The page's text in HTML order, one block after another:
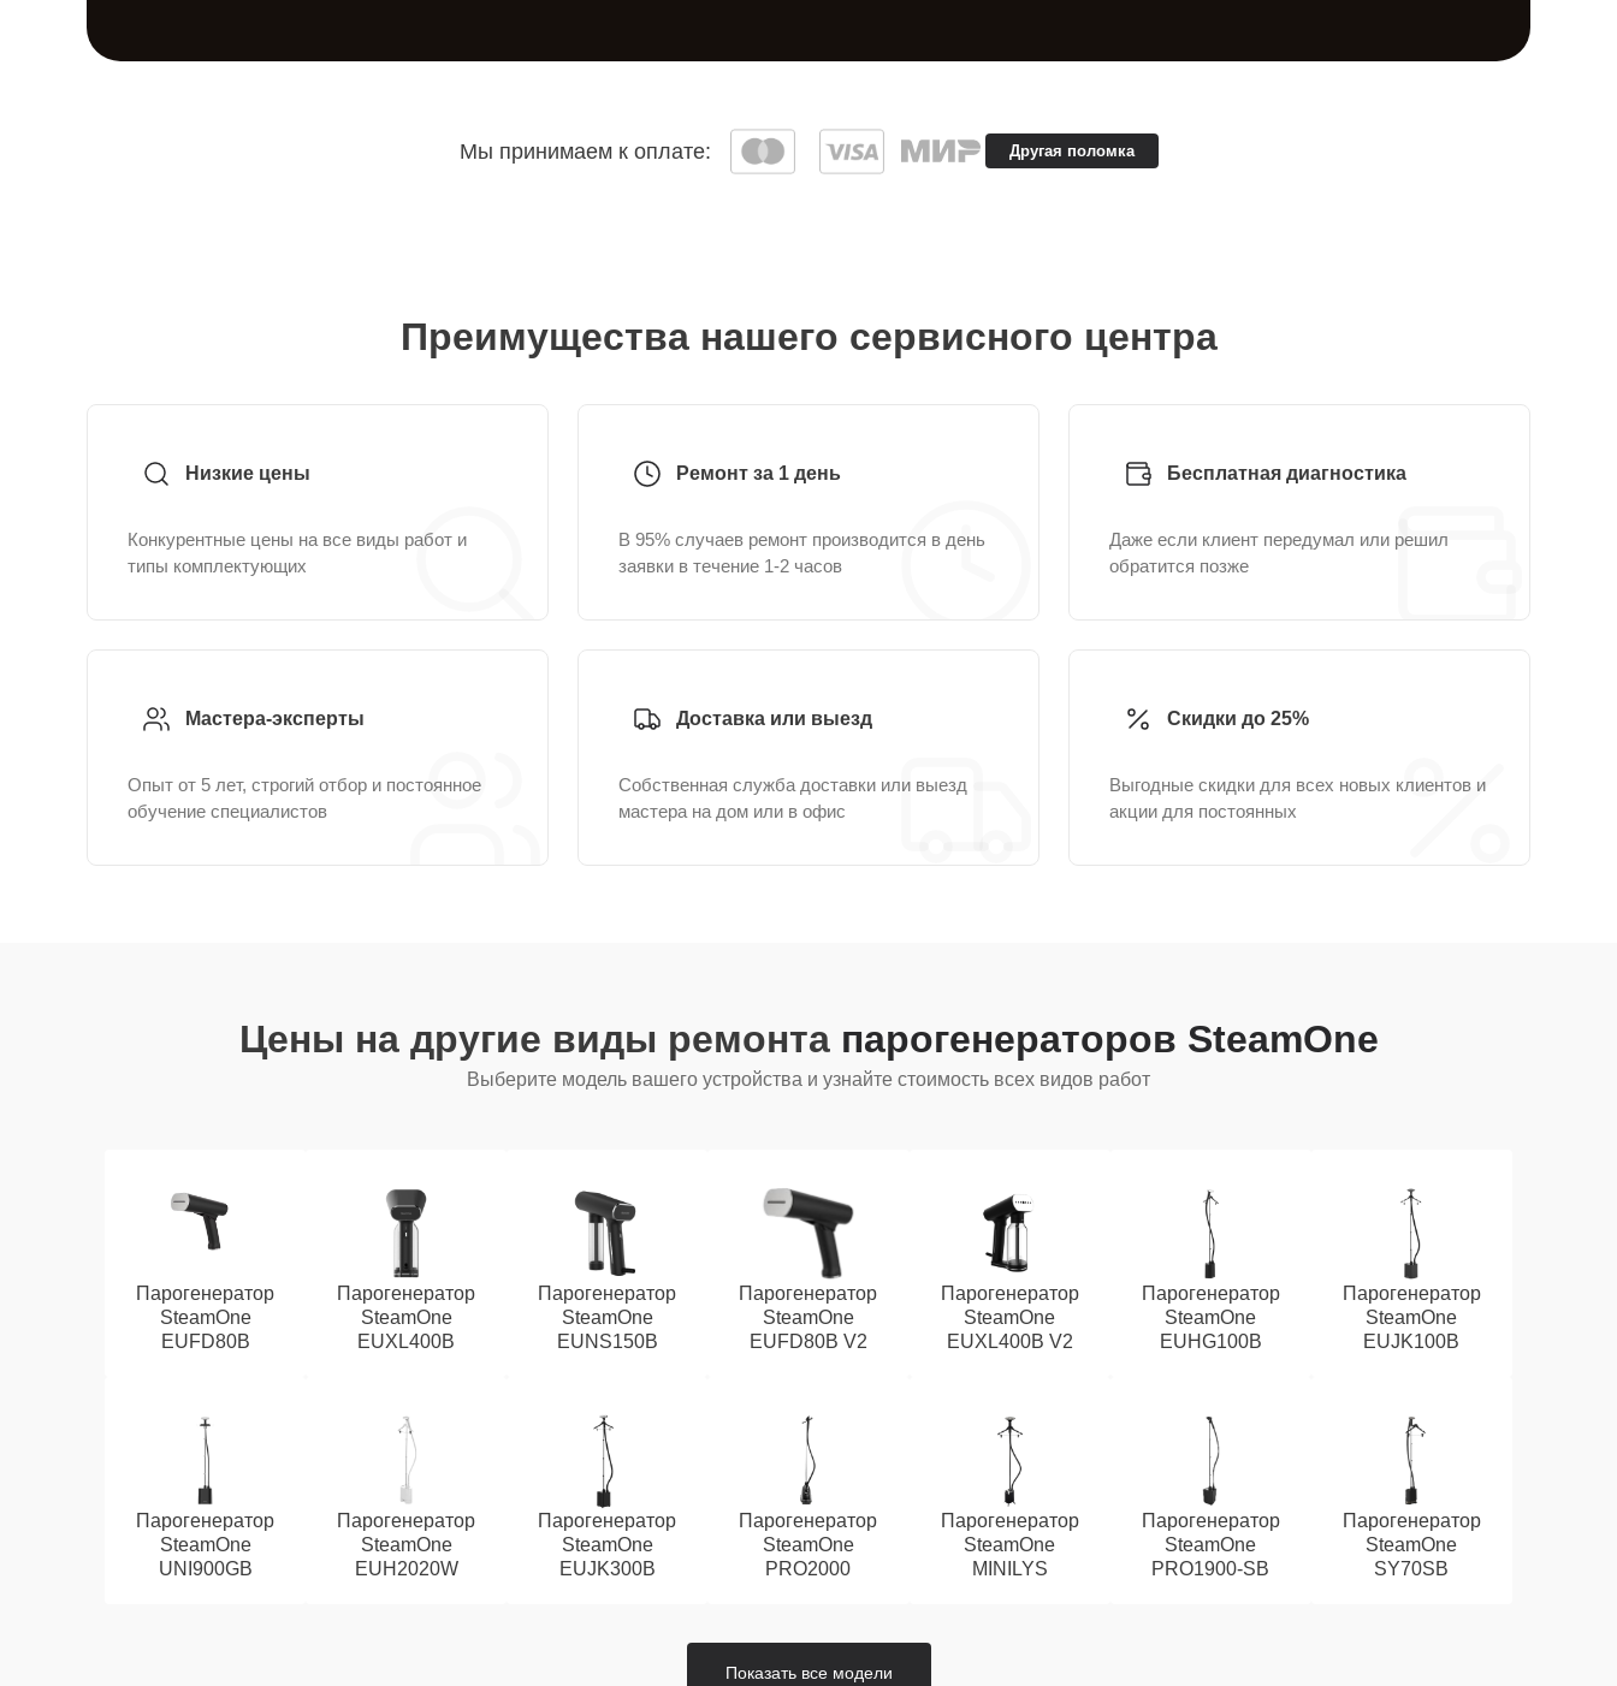
Мы принимаем к оплате: Другая поломка
Преимущества нашего сервисного центра
Низкие цены
Конкурентные цены на все виды работ и
типы комплектующих
Ремонт за 1 день
В 95% случаев ремонт производится в день
заявки в течение 1-2 часов
Бесплатная диагностика
Даже если клиент передумал или решил
обратится позже
Мастера-эксперты
Опыт от 5 лет, строгий отбор и постоянное
обучение специалистов
Доставка или выезд
Собственная служба доставки или выезд
мастера на дом или в офис
Скидки до 25%
Выгодные скидки для всех новых клиентов и
акции для постоянных
Цены на другие виды ремонта парогенераторов SteamOne
Выберите модель вашего устройства и узнайте стоимость всех видов работ
Парогенератор
SteamOne
EUFD80B
Парогенератор
SteamOne
EUXL400B
Парогенератор
SteamOne
EUNS150B
Парогенератор
SteamOne
EUFD80B V2
Парогенератор
SteamOne
EUXL400B V2
Парогенератор
SteamOne
EUHG100B
Парогенератор
SteamOne
EUJK100B
Парогенератор
SteamOne
UNI900GB
Парогенератор
SteamOne
EUH2020W
Парогенератор
SteamOne
EUJK300B
Парогенератор
SteamOne
PRO2000
Парогенератор
SteamOne
MINILYS
Парогенератор
SteamOne
PRO1900-SB
Парогенератор
SteamOne
SY70SB
Показать все модели